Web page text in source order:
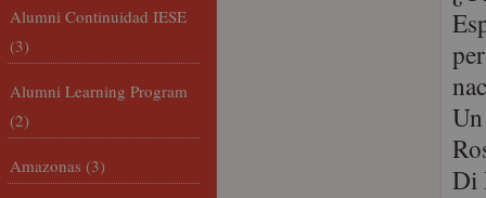
Di
Alumni Continuidad IESE
(3)
Alumni Learning Program
(2)
Amazonas (3)